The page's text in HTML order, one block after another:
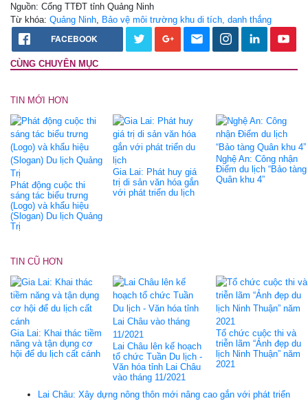
Nguồn: Cổng TTĐT tỉnh Quảng Ninh
Từ khóa: Quảng Ninh Bảo vệ môi trường khu di tích, danh thắng
FACEBOOK
CÙNG CHUYÊN MỤC
TIN MỚI HƠN
Phát động cuộc thi
sáng tác biểu trưng
(Logo) và khẩu hiệu
(Slogan) Du lịch Quảng
Trị
Gia Lai: Phát huy giá
trị di sản văn hóa gắn
với phát triển du lịch
Nghệ An: Công nhận
Điểm du lịch “Bảo tàng
Quân khu 4”
TIN CŨ HƠN
Gia Lai: Khai thác tiềm
năng và tận dụng cơ
hội để du lịch cất cánh
Lai Châu lên kế hoạch
tổ chức Tuần Du lịch -
Văn hóa tỉnh Lai Châu
vào tháng 11/2021
Tổ chức cuộc thi và
triễn lãm “Ảnh đẹp du
lịch Ninh Thuận” năm
2021
Lai Châu: Xây dựng nông thôn mới nâng cao gắn với phát triển